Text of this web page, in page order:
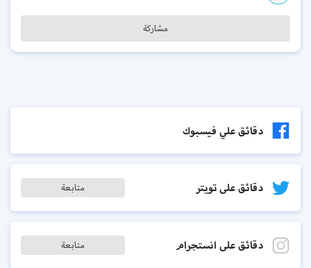
مشاركة
دقائق علي فيسبوك
دقائق على تويتر متابعة
دقائق على انستجرام متابعة